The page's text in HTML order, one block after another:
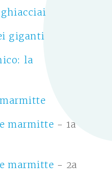
giganti
la
marmitte - 1a
marmitte - 2a